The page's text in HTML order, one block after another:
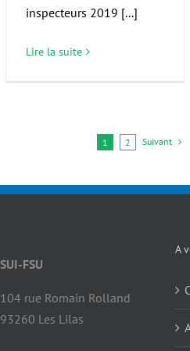
inspecteurs 2019 [...]
Lire la suite
1 2 Suivant
SUI-FSU
104 rue Romain Rolland
93260 Les Lilas
A